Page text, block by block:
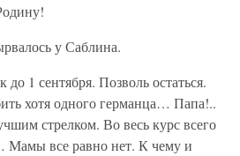
у Саблина.
1 сентября. Позволь остаться.
хотя одного германца… Папа!..
стрелком. Во весь курс всего
Мамы все равно нет. К чему и